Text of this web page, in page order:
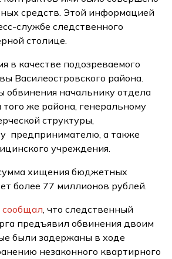
средств. Этой информацией
службе следственного
столице.
в качестве подозреваемого
Василеостровского района.
начальнику отдела
же района, генеральному
структуры,
предпринимателю, а также
учреждения.
хищения бюджетных
более 77 миллионов рублей.
сообщал, что следственный
предъявил обвинения двоим
были задержаны в ходе
незаконного квартирного